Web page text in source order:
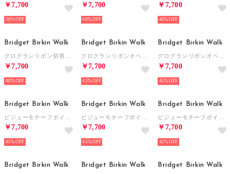
￥7,700
30%
￥7,700
40%
￥7,700
40%
Bridget Birkin Walk
￥7,700
40%
Bridget Birkin Walk
￥7,700
45%
Bridget Birkin Walk
￥7,700
45%
Bridget Birkin Walk
￥7,700
45%
Bridget Birkin Walk
￥7,700
45%
Bridget Birkin Walk
￥7,700
45%
Bridget Birkin Walk Bridget Birkin Walk Bridget Birkin Walk